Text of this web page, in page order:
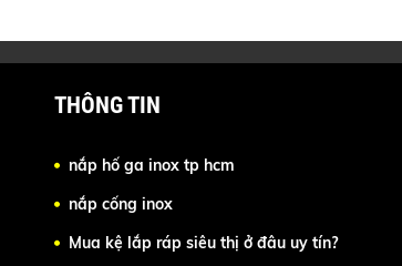
THÔNG TIN
nắp hố ga inox tp hcm
nắp cống inox
Mua kệ lắp ráp siêu thị ở đâu uy tín?